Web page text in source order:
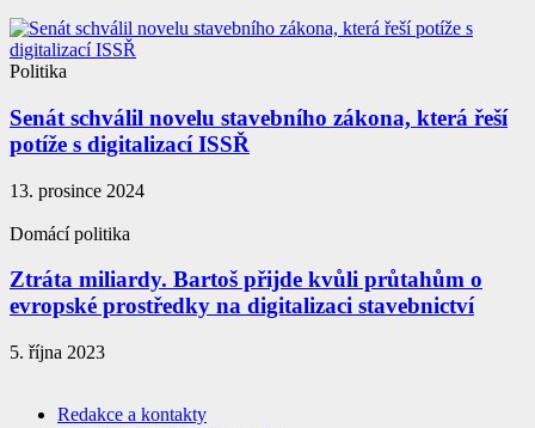
Politika
Senát schválil novelu stavebního zákona, která řeší
potíže s digitalizací ISSŘ
13. prosince 2024
Domácí politika
Ztráta miliardy. Bartoš přijde kvůli průtahům o
evropské prostředky na digitalizaci stavebnictví
5. října 2023
Redakce a kontakty